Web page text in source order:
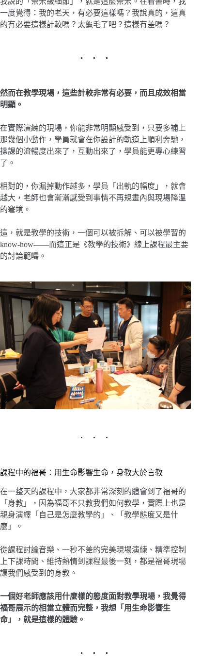
一度覺得：我的老天，有必要這樣嗎？我說真的，這真
的有必要這樣計較嗎？太龜毛了吧？這樣有差嗎？
然而在教學現場，這些計較非常有必要，而且成效相當
明顯。
在實際演練的現場，你能非常明顯感受到，只要多補上
那幾個小動作，學員就會在你設計的軌道上順利奔馳，
操課的流暢度出來了，互動出來了，學員能更專心練習
了。
相對的，你漏掉動作越多，學員「出軌的幅度」，就會
越大，老師也會漸漸感受到事情不再規畫內與現場降溫
的窘境。
這，就是教學的技術，一個可以被拆解、可以被學習的
know-how——而這正是《教學的技術》線上課程最主要
的討論範疇。
課程中的福哥：用生命影響生命，身教大於言教
在一整天的課程中，大家都非常深刻的體會到了福哥的
「身教」，因為福哥不只教我們如何教學，實際上也是
親身演繹「自己是怎麼教學的」、「教學態度又是什
麼」。
從課程討論音樂、一秒不差的完美現場演練、精準控制
上下課時間、維持熱情到課程最後一刻，都是福哥現場
讓我們感受到的身教。
一個好老師應該用什麼樣的態度面對教學現場，我覺得
福哥展示的相當立體而完整，我想「用生命影響生
命」，就是這樣的體驗。